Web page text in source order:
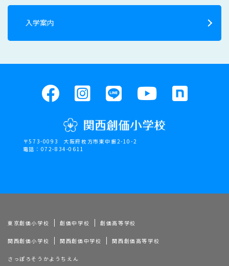
入学案内
〒573-0093
大阪府枚方市東中振2-10-2
電話：072-834-0611
東京創価小学校 創価中学校 創価高等学校
関西創価小学校 関西創価中学校 関西創価高等学校
さっぽろそうかようちえん